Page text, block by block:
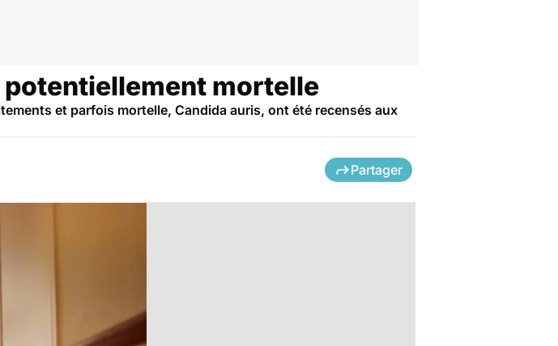
mortelle
et parfois mortelle, Candida auris, ont été recensés aux
Partager